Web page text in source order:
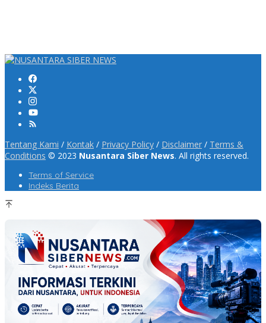
Tentang Kami / Kontak / Privacy Policy / Disclaimer / Terms &
Conditions © 2023 Nusantara Siber News. All rights reserved.
Terms of Service
Indeks Berita